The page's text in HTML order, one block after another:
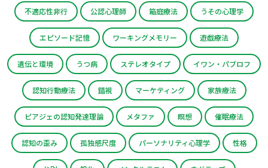
不適応性非行 公認心理師 箱庭療法 うその心理学
エピソード記憶 ワーキングメモリー 遊戯療法
遺伝と環境 うつ病 ステレオタイプ イワン・パブロフ
認知行動療法 錯視 マーケティング 家族療法
ピアジェの認知発達理論 メタファ 瞑想 催眠療法
認知の歪み 孤独感尺度 パーソナリティ心理学 性格